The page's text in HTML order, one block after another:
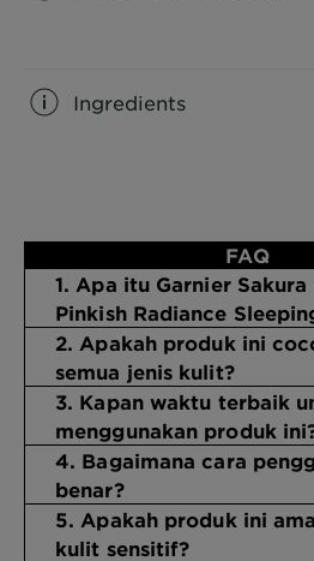
Ingredients
FAQ
1. Apa itu Garnier Sakura
Pinkish Radiance
2. Apakah produk ini
semua jenis kulit?
3. Kapan waktu terbaik
menggunakan produk
4. Bagaimana cara
benar?
5. Apakah produk ini
kulit sensitif?